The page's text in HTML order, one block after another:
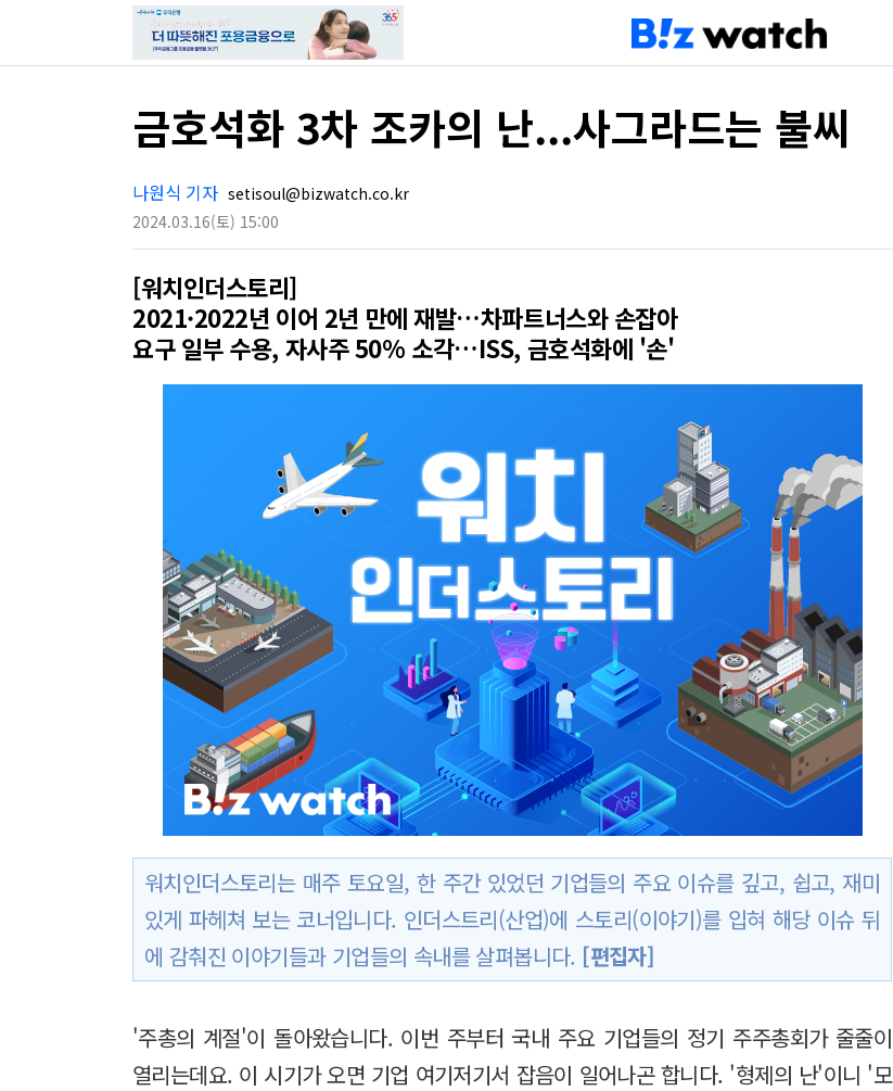
금호석화 3차 조카의 난...사그라드는 불씨
나원식 기자 setisoul@bizwatch.co.kr
2024.03.16(토) 15:00
[워치인더스토리]
2021·2022년 이어 2년 만에 재발…차파트너스와 손잡아
요구 일부 수용, 자사주 50% 소각…ISS, 금호석화에 '손'
워치인더스토리는 매주 토요일, 한 주간 있었던 기업들의 주요 이슈를 깊고, 쉽고, 재미
있게 파헤쳐 보는 코너입니다. 인더스트리(산업)에 스토리(이야기)를 입혀 해당 이슈 뒤
에 감춰진 이야기들과 기업들의 속내를 살펴봅니다. [편집자]
'주총의 계절'이 돌아왔습니다. 이번 주부터 국내 주요 기업들의 정기 주주총회가 줄줄이
열리는데요. 이 시기가 오면 기업 여기저기서 잡음이 일어나곤 합니다. '형제의 난'이니 '모